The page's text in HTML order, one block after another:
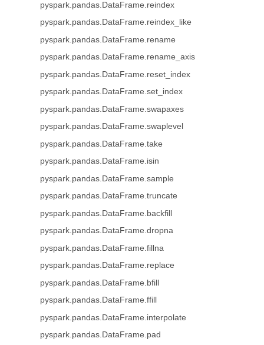
pyspark.pandas.DataFrame.reindex
pyspark.pandas.DataFrame.reindex_like
pyspark.pandas.DataFrame.rename
pyspark.pandas.DataFrame.rename_axis
pyspark.pandas.DataFrame.reset_index
pyspark.pandas.DataFrame.set_index
pyspark.pandas.DataFrame.swapaxes
pyspark.pandas.DataFrame.swaplevel
pyspark.pandas.DataFrame.take
pyspark.pandas.DataFrame.isin
pyspark.pandas.DataFrame.sample
pyspark.pandas.DataFrame.truncate
pyspark.pandas.DataFrame.backfill
pyspark.pandas.DataFrame.dropna
pyspark.pandas.DataFrame.fillna
pyspark.pandas.DataFrame.replace
pyspark.pandas.DataFrame.bfill
pyspark.pandas.DataFrame.ffill
pyspark.pandas.DataFrame.interpolate
pyspark.pandas.DataFrame.pad